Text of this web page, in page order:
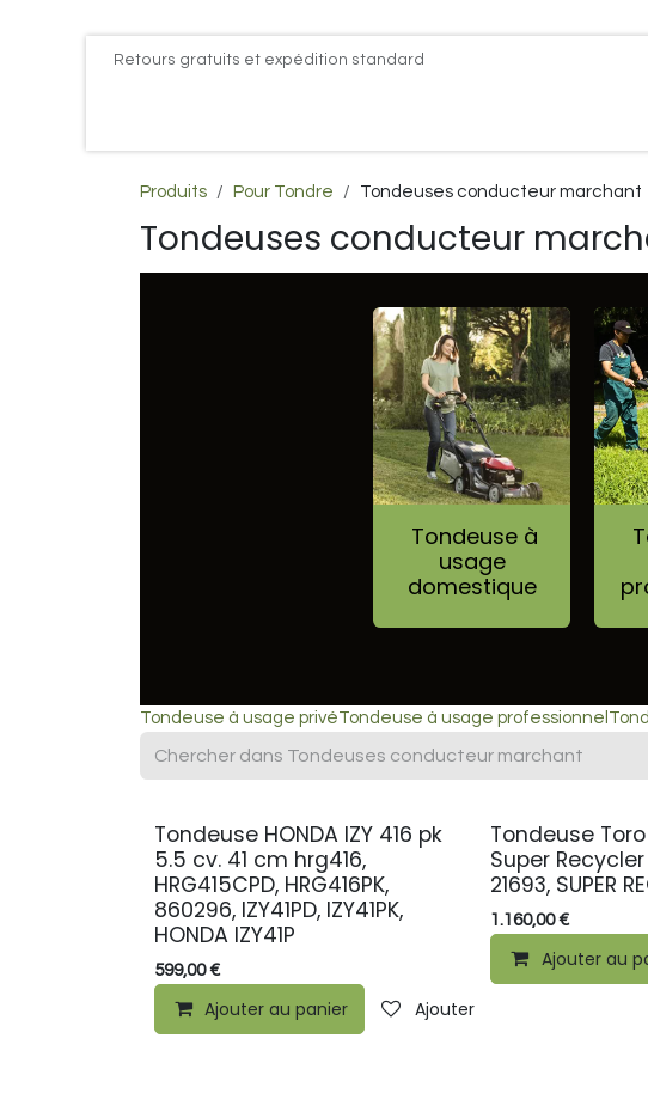
Se rendre au contenuRetours gratuits et expédition standard
Produits Pour Tondre Tondeuses conducteur marchant
Tondeuses conducteur
Tondeuse à
usage
domestique
Tondeuse à usage privéTondeuse à usage professionnel
Tondeuse HONDA IZY 416 pk
5.5 cv. 41 cm hrg416,
HRG415CPD, HRG416PK,
860296, IZY41PD, IZY41PK,
HONDA IZY41P
599,00€
Ajouter au panier Ajouter à la liste de souhaits
Tondeuse
Super
21693, SUPER
1.160,00€
Ajouter au